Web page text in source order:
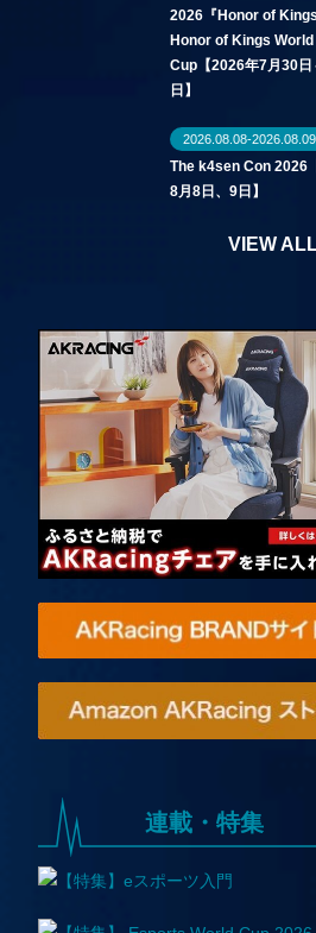
2026『Honor of Kings
Honor of Kings World
Cup【2026年7月30日
日】
2026.08.08-2026.08.09
The k4sen Con 2026
8月8日、9日】
VIEW
連載・特集